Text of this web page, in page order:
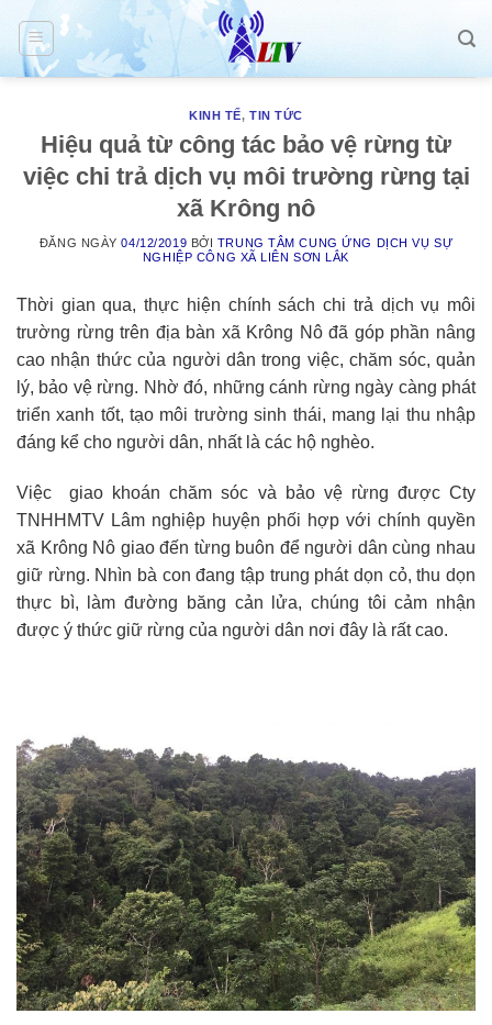
Skip
content
KINH TẾ,TIN TỨC
Hiệu quả từ công tác bảo vệ rừng từ
việc chi trả dịch vụ môi trường rừng tại
xã Krông nô
ĐĂNG NGÀY04/12/2019 BỞI TRUNG TÂM CUNG ỨNG DỊCH VỤ SỰ
NGHIỆP CÔNG XÃ LIÊN SƠN LẮK
Thời gian qua, thực hiện chính sách chi trả dịch vụ môi
trường rừng trên địa bàn xã Krông Nô đã góp phần nâng
cao nhận thức của người dân trong việc, chăm sóc, quản
lý, bảo vệ rừng. Nhờ đó, những cánh rừng ngày càng phát
triển xanh tốt, tạo môi trường sinh thái, mang lại thu nhập
đáng kể cho người dân, nhất là các hộ nghèo.
Việc giao khoán chăm sóc và bảo vệ rừng được Cty
TNHHMTV Lâm nghiệp huyện phối hợp với chính quyền
xã Krông Nô giao đến từng buôn để người dân cùng nhau
giữ rừng. Nhìn bà con đang tập trung phát dọn cỏ, thu dọn
thực bì, làm đường băng cản lửa, chúng tôi cảm nhận
được ý thức giữ rừng của người dân nơi đây là rất cao.